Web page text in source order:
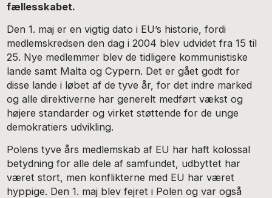
fællesskabet.
Den 1. maj er en vigtig dato i EU’s historie, fordi
medlemskredsen den dag i 2004 blev udvidet fra 15 til
25. Nye medlemmer blev de tidligere kommunistiske
lande samt Malta og Cypern. Det er gået godt for
disse lande i løbet af de tyve år, for det indre marked
og alle direktiverne har generelt medført vækst og
højere standarder og virket støttende for de unge
demokratiers udvikling.
Polens tyve års medlemskab af EU har haft kolossal
betydning for alle dele af samfundet, udbyttet har
været stort, men konflikterne med EU har været
hyppige. Den 1. maj blev fejret i Polen og var også